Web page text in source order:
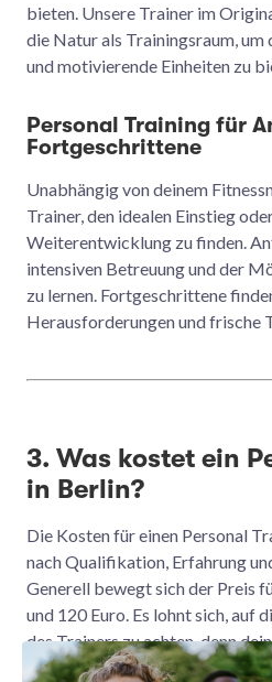
bieten. Unsere Trainer im
die Natur als Trainingsraum,
und motivierende Einheiten zu
Personal Training für
Fortgeschrittene
Unabhängig von deinem
Trainer, den idealen Einstieg
Weiterentwicklung zu finden.
intensiven Betreuung und der
zu lernen. Fortgeschrittene
Herausforderungen und frische
3. Was kostet ein
in Berlin?
Die Kosten für einen Personal
nach Qualifikation, Erfahrung
Generell bewegt sich der Preis
und 120 Euro. Es lohnt sich, auf
des Trainers zu achten, denn
Fortschritte stehen im